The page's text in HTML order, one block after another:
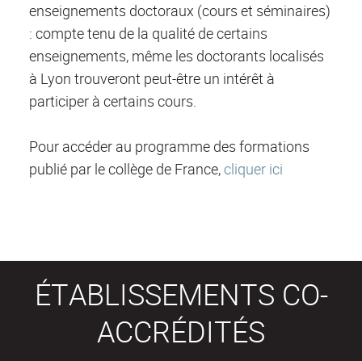
enseignements doctoraux (cours et séminaires)
: compte tenu de la qualité de certains
enseignements, même les doctorants localisés
à Lyon trouveront peut-être un intérêt à
participer à certains cours.
Pour accéder au programme des formations
publié par le collège de France,cliquer ici
ÉTABLISSEMENTS CO-
ACCRÉDITÉS